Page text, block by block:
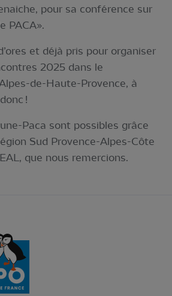
pour sa conférence sur
PACA».
et déjà pris pour organiser
2025 dans le
de-Haute-Provence, à
!
Paca sont possibles grâce
Sud Provence-Alpes-Côte
que nous remercions.